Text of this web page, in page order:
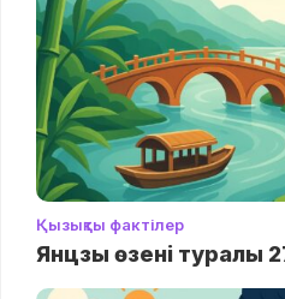
Қызықты фактілер
Янцзы өзені туралы